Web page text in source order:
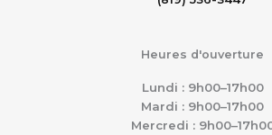
Heures d'ouverture
Lundi : 9h00–17h00
Mardi : 9h00–17h00
Mercredi :